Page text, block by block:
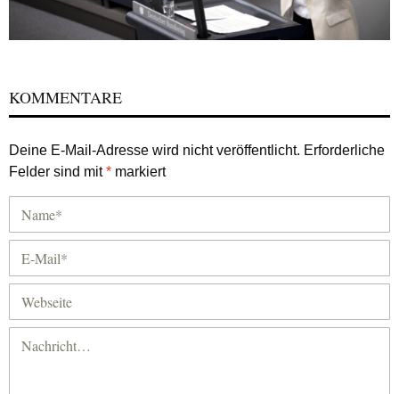
KOMMENTARE
Deine E-Mail-Adresse wird nicht veröffentlicht. Erforderliche
Felder sind mit* markiert